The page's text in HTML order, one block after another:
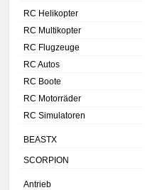
RC Helikopter
RC Multikopter
RC Flugzeuge
RC Autos
RC Boote
RC Motorräder
RC Simulatoren
BEASTX
SCORPION
Antrieb